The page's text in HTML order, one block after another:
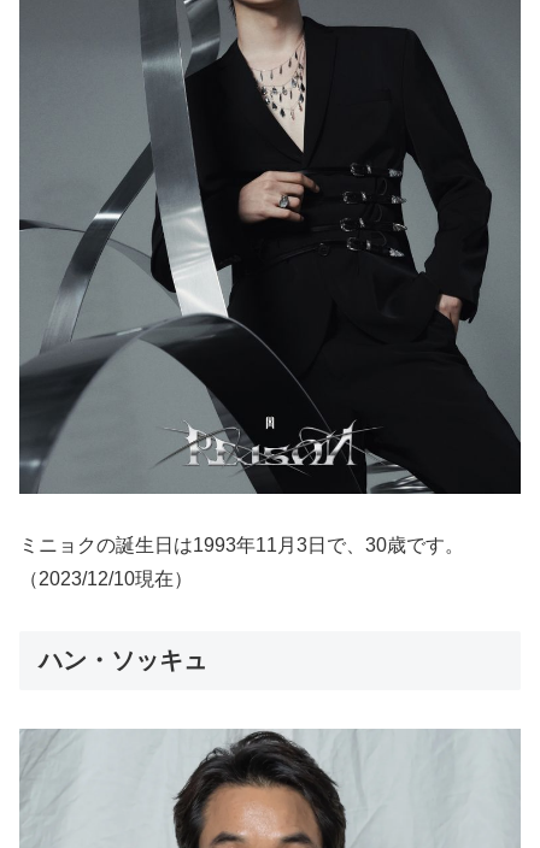
ミニョクの誕生日は1993年11月3日で、30歳です。
（2023/12/10現在）
ハン・ソッキュ